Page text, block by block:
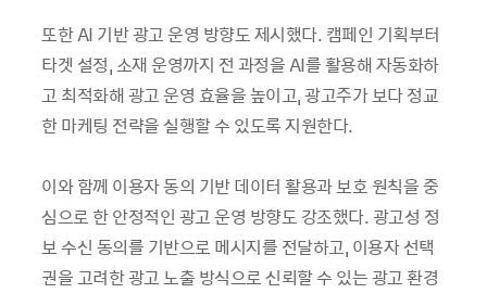
또한 AI 기반 광고 운영 방향도 제시했다. 캠페인 기획부터
타겟 설정, 소재 운영까지 전 과정을 AI를 활용해 자동화하
고 최적화해 광고 운영 효율을 높이고, 광고주가 보다 정교
한 마케팅 전략을 실행할 수 있도록 지원한다.
이와 함께 이용자 동의 기반 데이터 활용과 보호 원칙을 중
심으로 한 안정적인 광고 운영 방향도 강조했다. 광고성 정
보 수신 동의를 기반으로 메시지를 전달하고, 이용자 선택
권을 고려한 광고 노출 방식으로 신뢰할 수 있는 광고 환경